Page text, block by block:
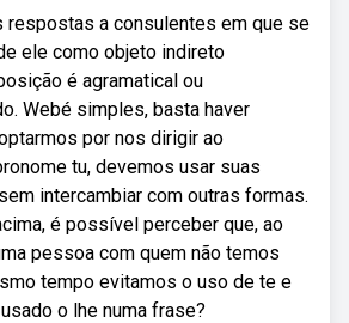
respostas a consulentes em que se
ele como objeto indireto
é agramatical ou
Webé simples, basta haver
por nos dirigir ao
tu, devemos usar suas
intercambiar com outras formas.
é possível perceber que, ao
pessoa com quem não temos
tempo evitamos o uso de te e
o lhe numa frase?